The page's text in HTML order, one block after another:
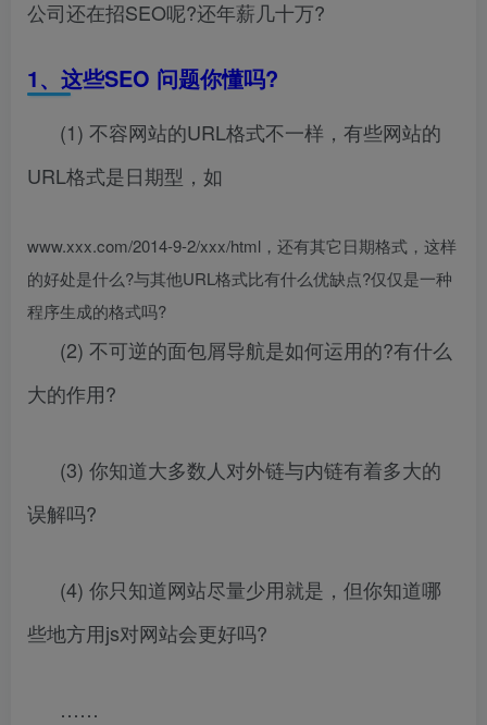
公司还在招SEO呢?还年薪几十万?
1、 这些SEO 问题你懂吗?
(1) 不容网站的URL格式不一样，有些网站的
URL格式是日期型，如
www.xxx.com/2014-9-2/xxx/html，还有其它日期格式，这样
的好处是什么?与其他URL格式比有什么优缺点?仅仅是一种
程序生成的格式吗?
(2) 不可逆的面包屑导航是如何运用的?有什么
大的作用?
(3) 你知道大多数人对外链与内链有着多大的
误解吗?
(4) 你只知道网站尽量少用就是，但你知道哪
些地方用js对网站会更好吗?
……